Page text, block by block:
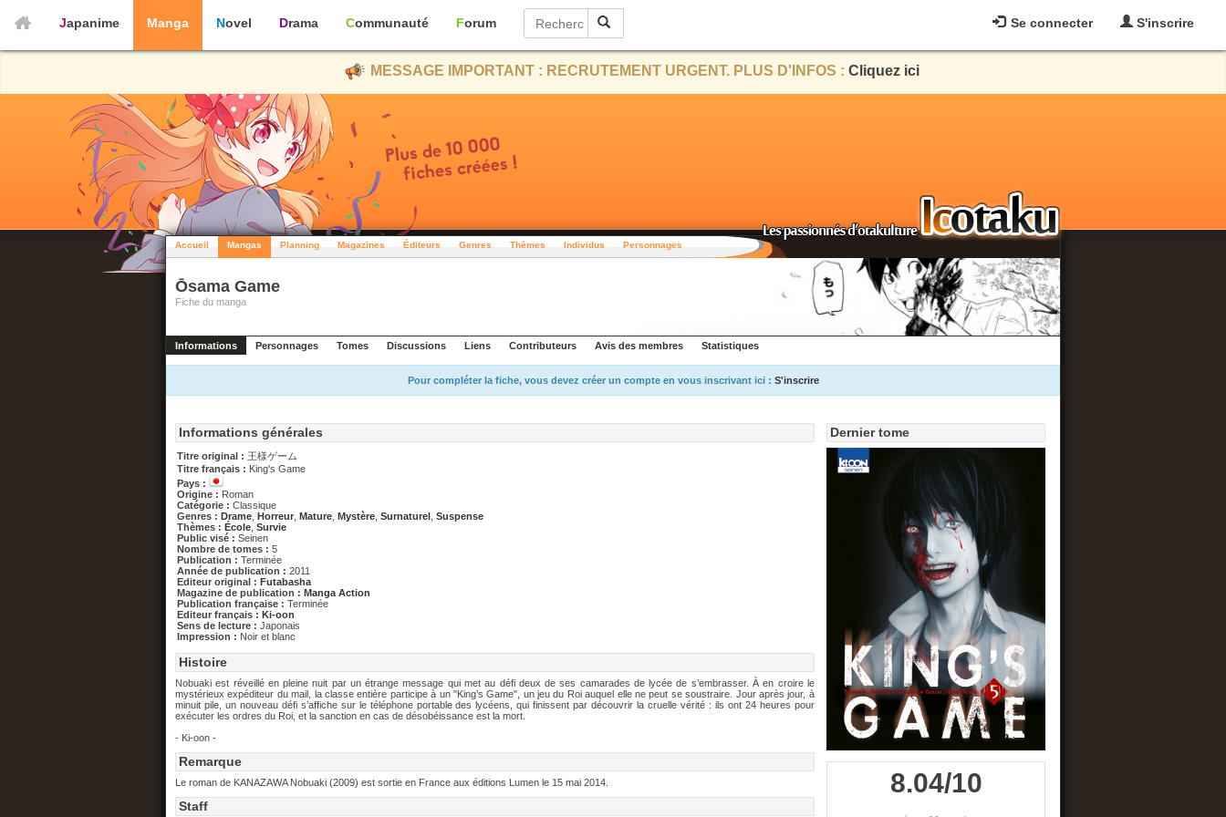
Se connecter S'inscrire
Japanime Manga Novel Drama Communauté Forum
MESSAGE IMPORTANT : RECRUTEMENT URGENT. PLUS D'INFOS : Cliquez ici
Accueil Mangas Planning Magazines Éditeurs Genres Thèmes Individus Personnages
Ōsama Game
Fiche du manga
Informations Personnages Tomes Discussions Liens Contributeurs Avis des membres Statistiques
Pour compléter la fiche, vous devez créer un compte en vous inscrivant ici : S'inscrire
Dernier tome
8.04/10
Informations générales
Titre original : 王様ゲーム
Titre français : King's Game
Pays :
Origine : Roman
Catégorie : Classique
Genres : Drame Horreur Mature Mystère Surnaturel Suspense
Thèmes : École Survie
Public visé : Seinen
Nombre de tomes : 5
Publication : Terminée
Année de publication : 2011
Editeur original : Futabasha
Magazine de publication : Manga Action
Publication française : Terminée
Editeur français : Ki-oon
Sens de lecture : Japonais
Impression : Noir et blanc
Histoire
Nobuaki est réveillé en pleine nuit par un étrange message qui met au défi deux de ses camarades de lycée de s’embrasser. À en croire le
mystérieux expéditeur du mail, la classe entière participe à un "King’s Game", un jeu du Roi auquel elle ne peut se soustraire. Jour après jour, à
minuit pile, un nouveau défi s’affiche sur le téléphone portable des lycéens, qui finissent par découvrir la cruelle vérité : ils ont 24 heures pour
exécuter les ordres du Roi, et la sanction en cas de désobéissance est la mort.
- Ki-oon -
Remarque
Le roman de KANAZAWA Nobuaki (2009) est sortie en France aux éditions Lumen le 15 mai 2014.
Staff